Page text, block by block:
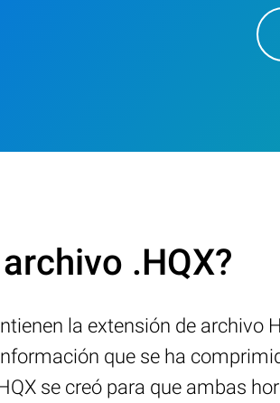
.HQX?
la extensión de archivo
que se ha
se creó para que ambas